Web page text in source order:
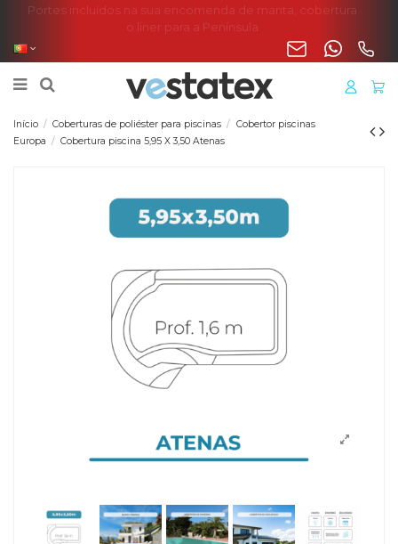
Portes incluídos na sua encomenda de manta, cobertura
o liner para a Península
Início Coberturas de poliéster para piscinas
Cobertor piscinas
Europa
Cobertura piscina 5,95 X 3,50 Atenas